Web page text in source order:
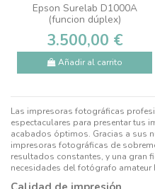
Epson Surelab D1000A
(funcion dúplex)
3.500,00 €
Añadir al carrito
Las impresoras fotográficas
espectaculares para presentar tus
acabados óptimos. Gracias a sus
impresoras fotográficas de
resultados constantes, y una gran
necesidades del fotógrafo